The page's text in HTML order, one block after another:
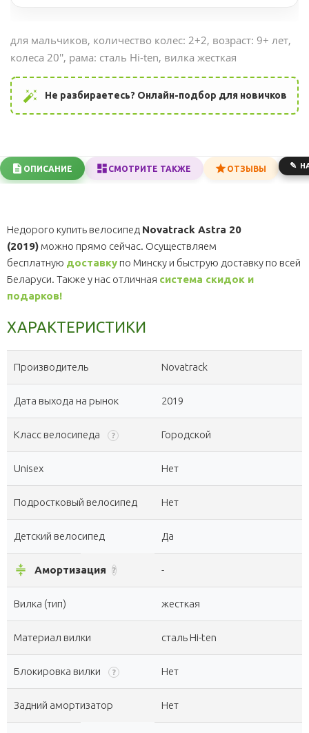
для мальчиков, количество колес: 2+2, возраст: 9+ лет,
колеса 20'', рама: сталь Hi-ten, вилка жесткая
auto_fix_high Не разбираетесь? Онлайн-подбор для новичков
ОПИСАНИЕ СМОТРИТЕ ТАКЖЕ ОТЗЫВЫ
Недорого купить велосипед Novatrack Astra 20
(2019) можно прямо сейчас. Осуществляем
бесплатную доставку по Минску и быструю доставку по всей
Беларуси. Также у нас отличная система скидок и
подарков!
ХАРАКТЕРИСТИКИ
Производитель Novatrack
Дата выхода на рынок 2019
Класс велосипеда ? Городской
Unisex Нет
Подростковый велосипед Нет
Детский велосипед Да
compress Амортизация ? -
Вилка (тип) жесткая
Материал вилки сталь Hi-ten
Блокировка вилки ? Нет
Задний амортизатор Нет